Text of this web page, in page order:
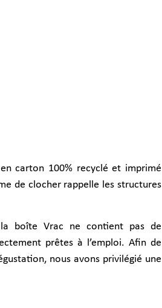
carton 100% recyclé et imprimé
de clocher rappelle les structures
boîte Vrac ne contient pas de
prêtes à l’emploi. Afin de
nous avons privilégié une